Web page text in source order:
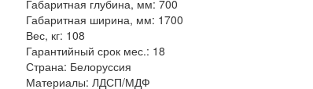
Габаритная глубина, мм: 700
Габаритная ширина, мм: 1700
Вес, кг: 108
Гарантийный срок мес.: 18
Страна: Белоруссия
Материалы: ЛДСП/МДФ